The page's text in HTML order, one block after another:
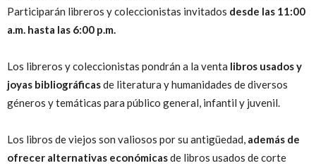
Participarán libreros y coleccionistas invitados desde las 11:00
a.m. hasta las 6:00 p.m.
Los libreros y coleccionistas pondrán a la venta libros usados y
joyas bibliográficasde literatura y humanidades de diversos
géneros y temáticas para público general, infantil y juvenil.
Los libros de viejos son valiosos por su antigüedad, además de
ofrecer alternativas económicasde libros usados de corte